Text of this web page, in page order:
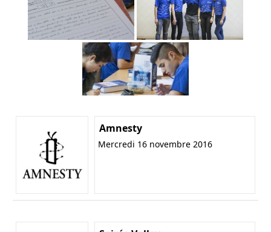
Amnesty
Mercredi 16 novembre 2016